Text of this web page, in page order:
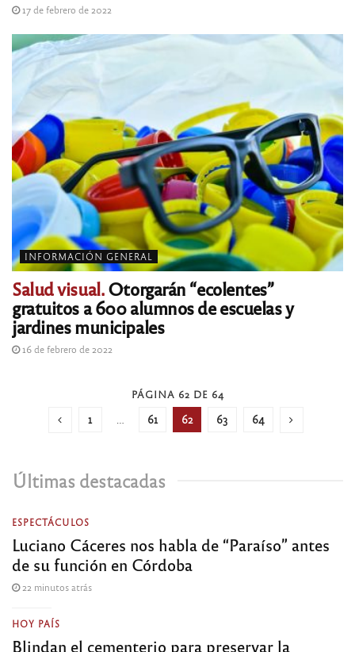
17 de febrero de 2022
INFORMACIÓN GENERAL
Salud visual.Otorgarán “ecolentes”
gratuitos a 600 alumnos de escuelas y
jardines municipales
16 de febrero de 2022
PÁGINA 62 DE 64
1 61 62 63 64
Últimas destacadas
ESPECTÁCULOS
Luciano Cáceres nos habla de “Paraíso” antes
de su función en Córdoba
22 minutos atrás
HOY PAÍS
Blindan el cementerio para preservar la